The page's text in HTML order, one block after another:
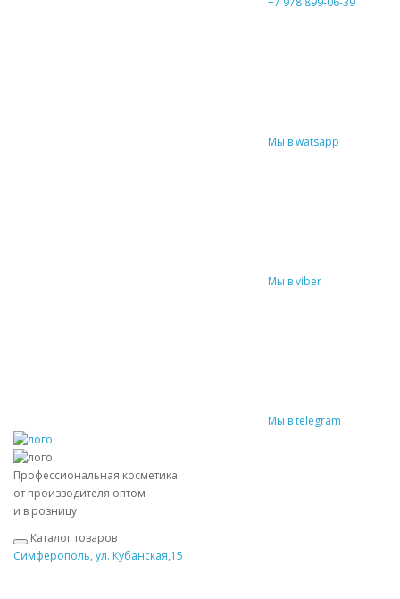
Мы в watsapp
Мы в viber
Мы в telegram
Профессиональная косметика
от производителя оптом
и в розницу
Каталог товаров
Симферополь, ул. Кубанская,15